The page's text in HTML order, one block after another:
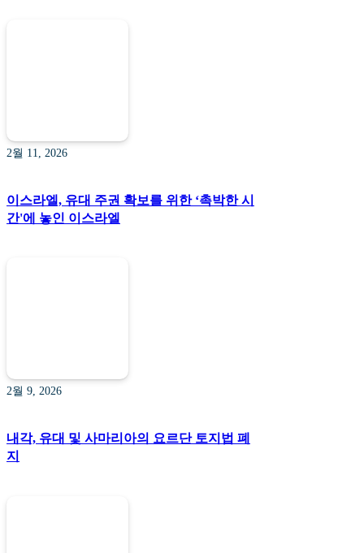
2월 11, 2026
이스라엘, 유대 주권 확보를 위한 ‘촉박한 시
간'에 놓인 이스라엘
2월 9, 2026
내각, 유대 및 사마리아의 요르단 토지법 폐
지